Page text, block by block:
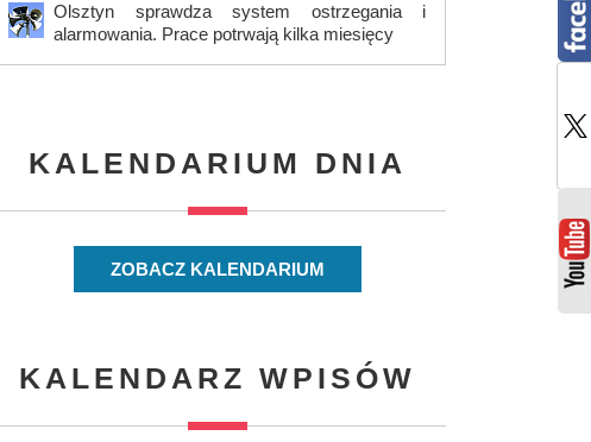
Olsztyn sprawdza system ostrzegania i
alarmowania. Prace potrwają kilka miesięcy
KALENDARIUM DNIA
ZOBACZ KALENDARIUM
KALENDARZ WPISÓW